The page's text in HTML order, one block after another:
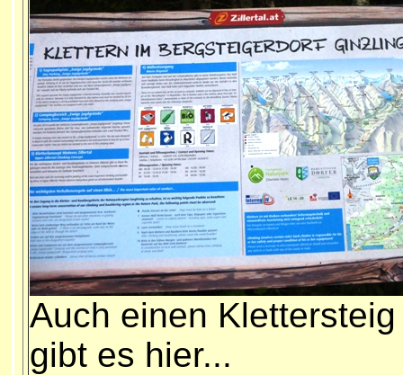
Auch einen Klettersteig
gibt es hier...